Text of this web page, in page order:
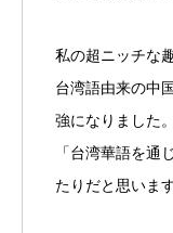
私の超ニッチな
台湾語由来の中
強になりました。
「台湾華語を通
たりだと思いま